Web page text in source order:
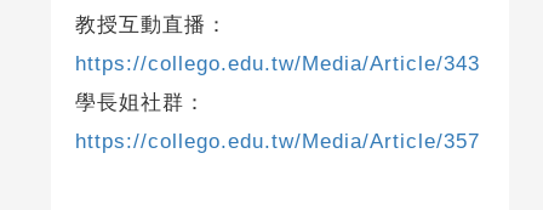
教授互動直播：
https://collego.edu.tw/Media/Article/343
學長姐社群：
https://collego.edu.tw/Media/Article/357